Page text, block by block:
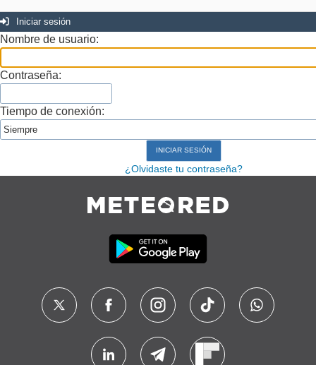
Iniciar sesión
Nombre de usuario:
Contraseña:
Tiempo de conexión:
¿Olvidaste tu contraseña?